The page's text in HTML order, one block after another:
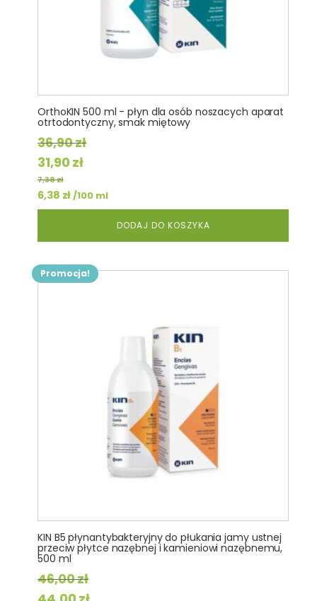
OrthoKIN 500 ml - płyn dla osób noszacych aparat
otrtodontyczny, smak miętowy
36,90zł
Pierwotna
cena
wynosiła:
36,90 zł.
31,90 złAktualna
wynosi:
31,90 zł.
7,38zł
6,38 zł/100 ml
DODAJ DO KOSZYKA
Promocja!
KIN B5 płynantybakteryjny do płukania jamy ustnej
przeciw płytce nazębnej i kamieniowi nazębnemu,
500 ml
46,00zł
PierwotnaAktualna